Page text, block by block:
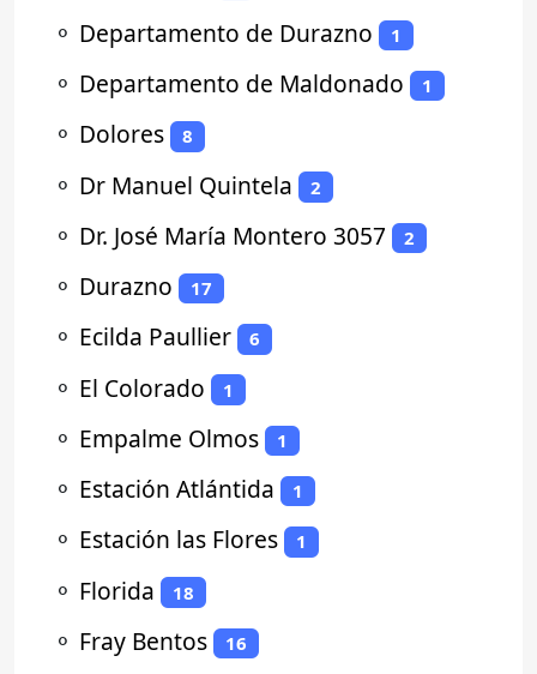
⚬ Departamento de Durazno 1
⚬ Departamento de Maldonado 1
⚬ Dolores 8
⚬ Dr Manuel Quintela 2
⚬ Dr. José María Montero 3057 2
⚬ Durazno 17
⚬ Ecilda Paullier 6
⚬ El Colorado 1
⚬ Empalme Olmos 1
⚬ Estación Atlántida 1
⚬ Estación las Flores 1
⚬ Florida 18
⚬ Fray Bentos 16